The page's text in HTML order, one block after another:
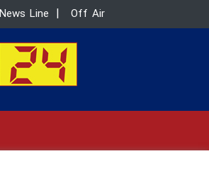
News Line Off Air